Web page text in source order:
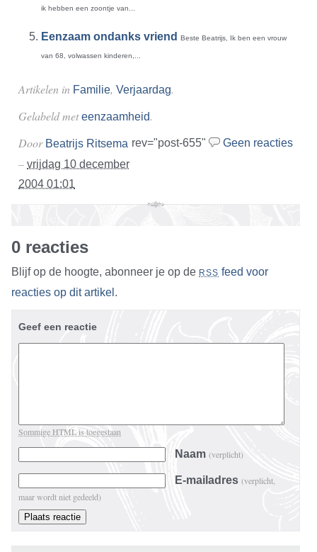
ik hebben een zoontje van...
Eenzaam ondanks vriend Beste Beatrijs, Ik ben een vrouw
van 68, volwassen kinderen,...
Artikelen in Familie, Verjaardag.
Gelabeld meteenzaamheid.
rev="post-655" Geen reacties
Door Beatrijs Ritsema
– vrijdag 10 december
2004 01:01
0 reacties
Blijf op de hoogte, abonneer je op de RSS feed voor
reacties op dit artikel .
Geef een reactie
Sommige HTML is toegestaan
Naam (verplicht)
E-mailadres (verplicht,
maar wordt niet gedeeld)